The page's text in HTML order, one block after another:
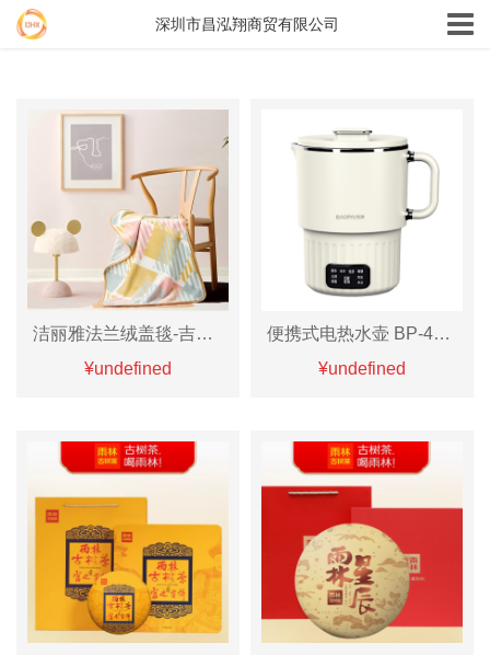
洁丽雅法兰绒盖毯-吉尔吉特JLYMT007
¥undefined
便携式电热水壶 BP-4028
¥undefined
深圳市昌泓翔商贸有限公司